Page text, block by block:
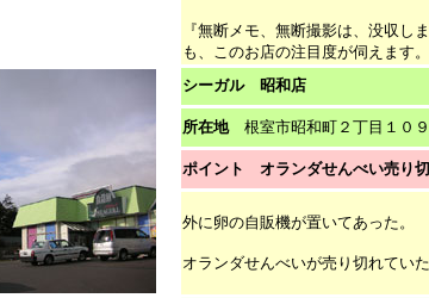
『無断メモ、無断撮影は、没収し
も、このお店の注目度が伺えます。
シーガル 昭和店
所在地根室市昭和町２丁目１０
ポイント オランダせんべい売り
外に卵の自販機が置いてあった。
オランダせんべいが売り切れていた